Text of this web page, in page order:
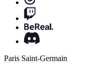
Paris Saint-Germain